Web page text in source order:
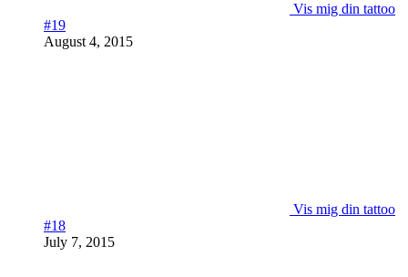
Vis mig din tattoo
#19
August 4, 2015
Vis mig din tattoo
#18
July 7, 2015